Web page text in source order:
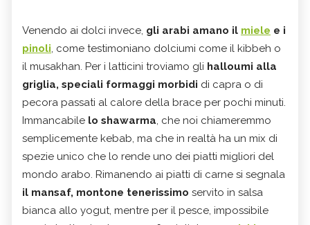
Venendo ai dolci invece, gli arabi amano il miele e i
pinoli, come testimoniano dolciumi come il kibbeh o
il musakhan. Per i latticini troviamo gli halloumi alla
griglia, speciali formaggi morbidi di capra o di
pecora passati al calore della brace per pochi minuti.
Immancabile lo shawarma, che noi chiameremmo
semplicemente kebab, ma che in realtà ha un mix di
spezie unico che lo rende uno dei piatti migliori del
mondo arabo. Rimanendo ai piatti di carne si segnala
il mansaf, montone tenerissimo servito in salsa
bianca allo yogut, mentre per il pesce, impossibile